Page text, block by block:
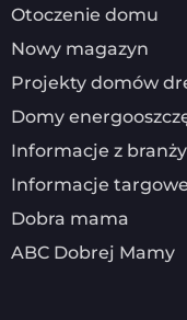
Otoczenie domu
Nowy magazyn
Projekty domów
Domy
Informacje z
Informacje targowe
Dobra mama
ABC Dobrej Mamy